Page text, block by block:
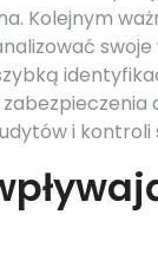
Kolejnym
swoje
i kontroli